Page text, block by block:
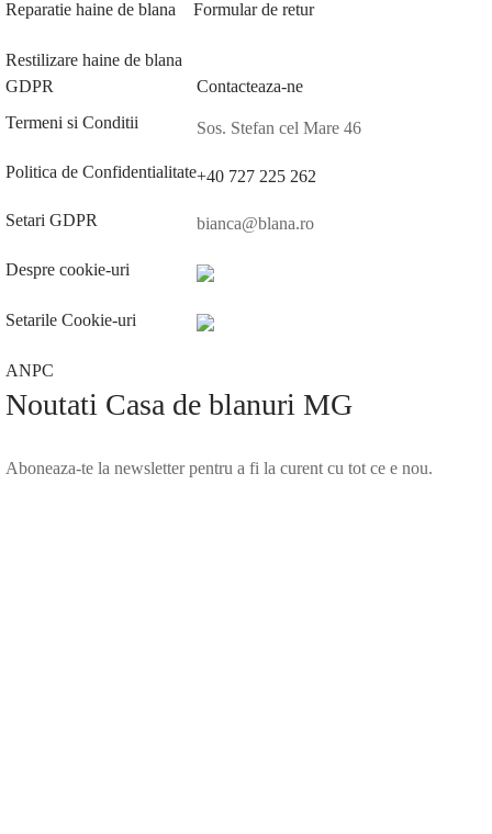
Reparatie haine de blana
Restilizare haine de blana
Formular de retur
GDPR
Termeni si Conditii
Politica de Confidentialitate
Setari GDPR
Despre cookie-uri
Setarile Cookie-uri
ANPC
Contacteaza-ne
Sos. Stefan cel Mare 46
+40 727 225 262
bianca@blana.ro
Noutati Casa de blanuri MG
Aboneaza-te la newsletter pentru a fi la curent cu tot ce e nou.